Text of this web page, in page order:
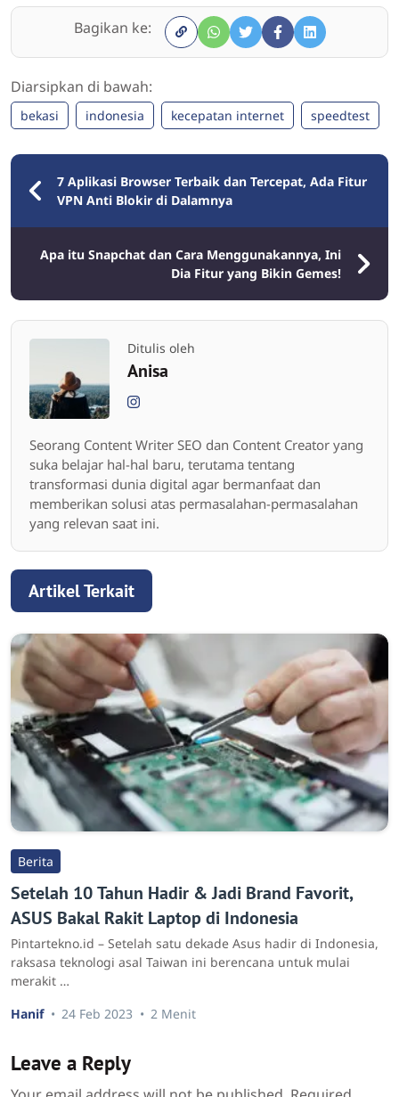
Bagikan ke:
Diarsipkan di bawah:
bekasi indonesia kecepatan internet speedtest
7 Aplikasi Browser Terbaik dan Tercepat, Ada Fitur
VPN Anti Blokir di Dalamnya
Apa itu Snapchat dan Cara Menggunakannya, Ini
Dia Fitur yang Bikin Gemes!
Ditulis oleh
Anisa
Seorang Content Writer SEO dan Content Creator yang
suka belajar hal-hal baru, terutama tentang
transformasi dunia digital agar bermanfaat dan
memberikan solusi atas permasalahan-permasalahan
yang relevan saat ini.
Artikel Terkait
Berita
Setelah 10 Tahun Hadir & Jadi Brand Favorit,
ASUS Bakal Rakit Laptop di Indonesia
Pintartekno.id – Setelah satu dekade Asus hadir di Indonesia,
raksasa teknologi asal Taiwan ini berencana untuk mulai
merakit …
Hanif
24 Feb 2023 2 Menit
Leave a Reply